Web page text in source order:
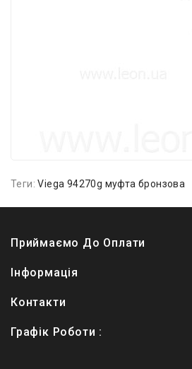
Теги:Viega 94270g муфта бронзова
Приймаємо До Оплати
Інформація
Контакти
Графік Роботи :